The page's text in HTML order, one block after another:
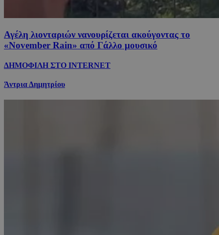
Αγέλη λιονταριών νανουρίζεται ακούγοντας το
«November Rain» από Γάλλο μουσικό
ΔΗΜΟΦΙΛΗ ΣΤΟ INTERNET
Άντρια Δημητρίου